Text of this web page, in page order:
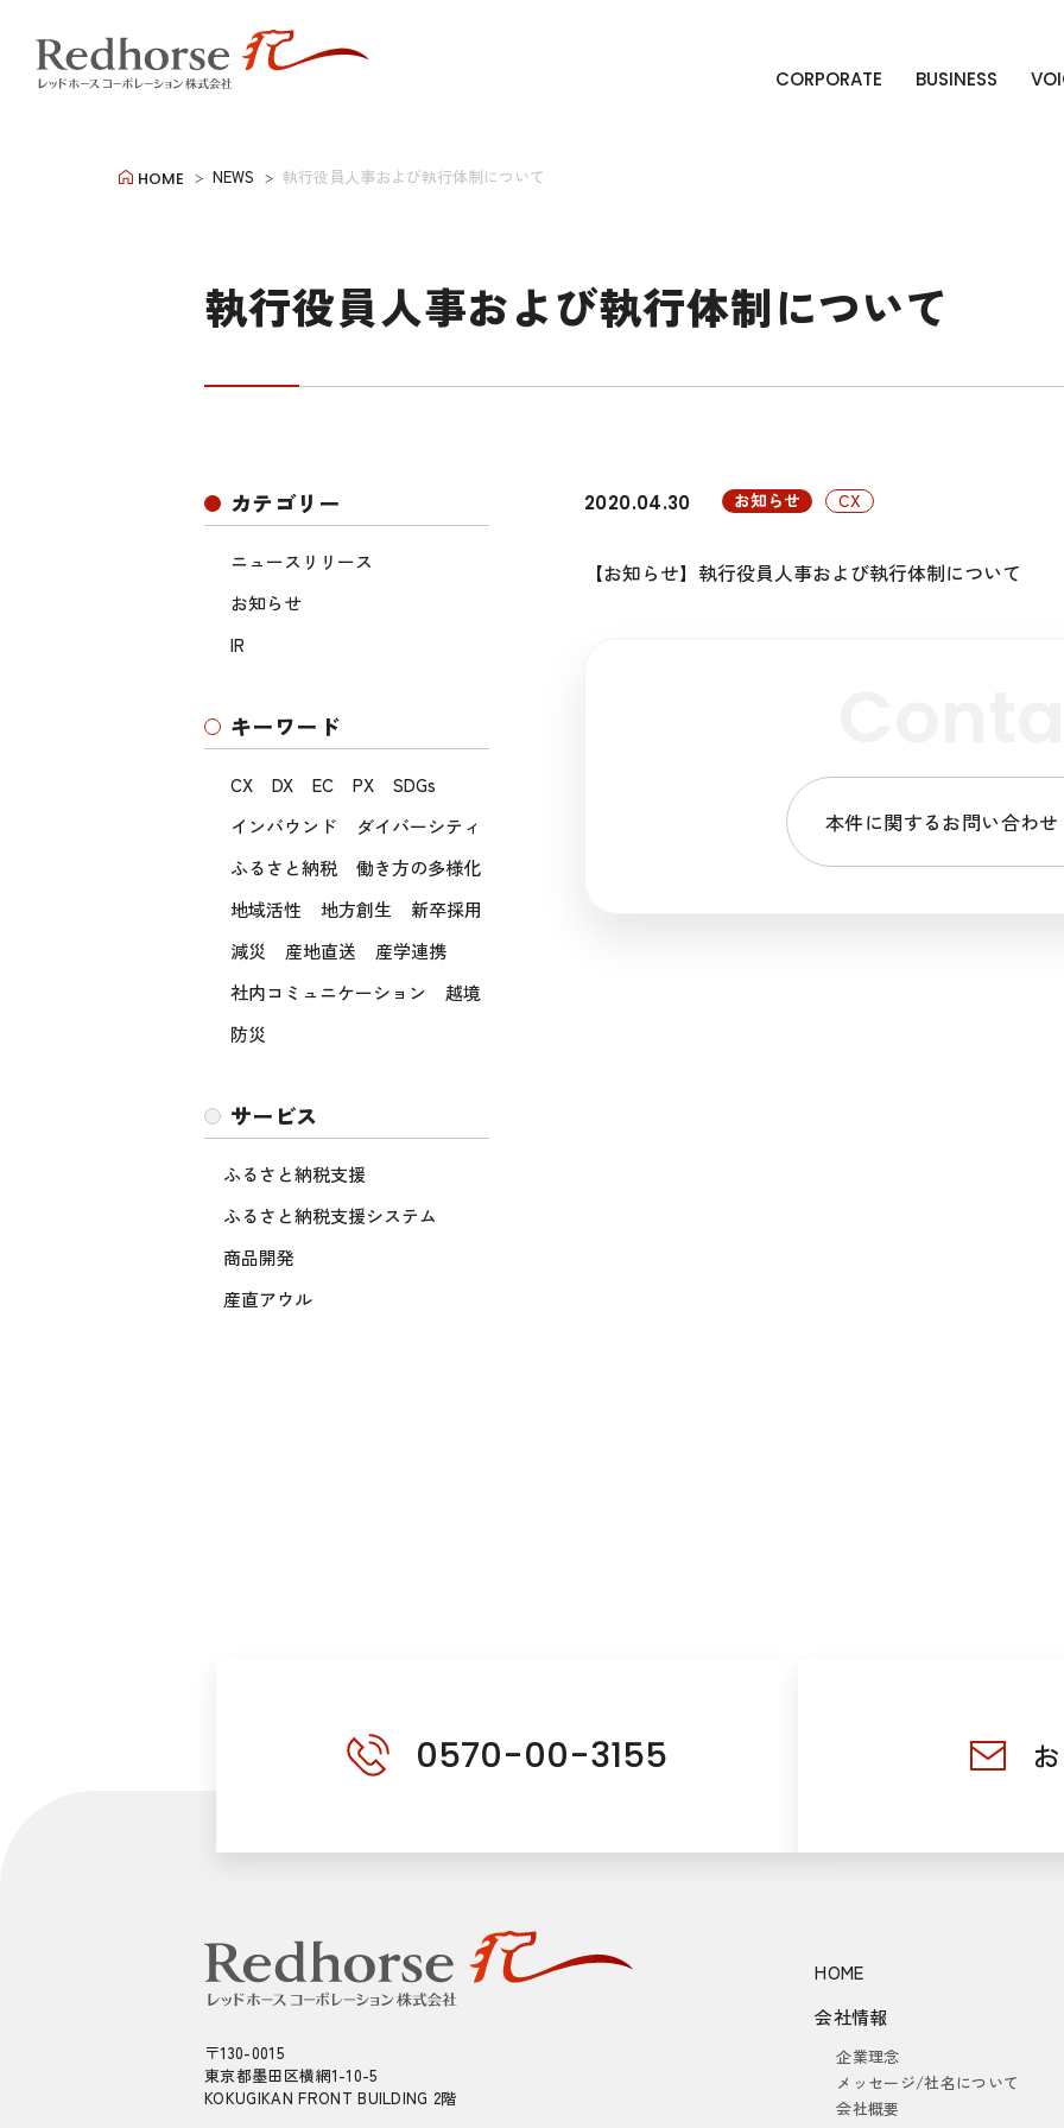
CORPORATE BUSINESS
HOME NEWS 執行役員人事および執行体制について
執行役員人事および執行体制について
カテゴリー
ニュースリリース
お知らせ
IR
キーワード
CX DX EC PX
SDGs
インバウンド
ダイバーシティ
ふるさと納税
働き方の多様化
地域活性
地方創生
新卒採用
減災
産地直送
産学連携
社内コミュニケーション
越境
防災
サービス
ふるさと納税支援
ふるさと納税支援システム
商品開発
産直アウル
2020.04.30 お知らせ CX
【お知らせ】執行役員人事および執行体制について
本件に関するお問い合わせ
0570-00-3155
〒130-0015
東京都墨田区横網1-10-5
KOKUGIKAN FRONT BUILDING 2階
HOME
会社情報
企業理念
メッセージ/社名について
会社概要